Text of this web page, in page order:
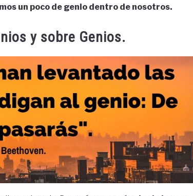
un poco de genio dentro de nosotros.
y sobre Genios.